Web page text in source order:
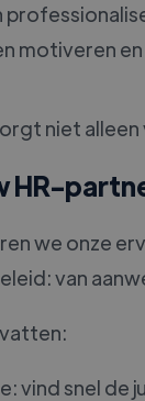
motiveren
niet
HR-
we onze
van
vind snel de